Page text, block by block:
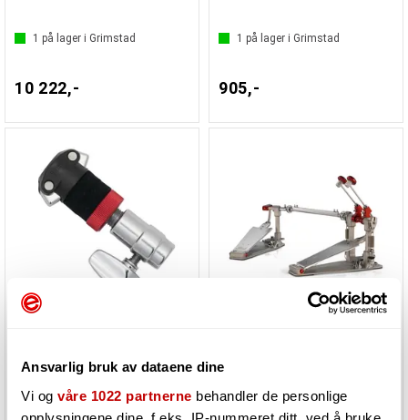
Ansvarlig bruk av dataene dine
Vi og våre 1022 partnerne behandler de personlige
1 på lager i Grimstad
10 222,-
1 på lager i Grimstad
905,-
1på lager i Grimstad 1på lager i Grimstad